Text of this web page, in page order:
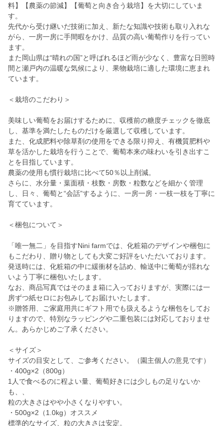
料】【農薬の節減】【葡萄と向き合う栽培】を大切にしていま
す。
先代から受け継いだ技術に加え、新たな知識や技術も取り入れな
がら、一房一房に手間暇をかけ、品質の高い葡萄作りを行ってい
ます。
また岡山県は“晴れの国”と呼ばれるほど雨が少なく、豊富な日照時
間と瀬戸内の温暖な気候により、果物栽培に適した環境に恵まれ
ています。
＜栽培のこだわり＞
美味しい葡萄をお届けするために、収穫前の糖度チェックを徹底
し、基準を満たしたものだけを厳選して収穫しています。
また、化成肥料や除草剤の使用をできる限り抑え、有機質肥料や
草を活かした栽培を行うことで、葡萄本来の味わいを引き出すこ
とを目指しています。
農薬の使用も慣行栽培に比べて50％以上削減。
さらに、水分量・葉面積・枝数・房数・粒数などを細かく管理
し、日々、葡萄と“会話”するように、一房一房・一枝一枝を丁寧に
育てています。
＜梱包について＞
「唯一無二」を目指すNini farmでは、化粧箱のデザインや梱包に
もこだわり、贈り物としても大変ご好評をいただいております。
発送時には、化粧箱の中に緩衝材を詰め、輸送中に葡萄が揺れな
いよう丁寧に梱包いたします。
なお、商品写真ではそのまま箱に入っておりますが、実際には一
房ずつ紙セロにお包みしてお届けいたします。
※贈答用、ご家庭用共にギフト用でも扱えるような梱包をしてお
りますので、特別なラッピングや二重包装には対応しておりませ
ん。あらかじめご了承ください。
＜サイズ＞
サイズの目安として、ご参考ください。（園主個人の意見です）
・400g×2（800g）
1人で食べるのに程よい量、葡萄好きには少しもの足りないか
も、、
粒の大きさはやや小さくなりやすい。
・500g×2（1.0kg）オススメ
標準的なサイズ、粒の大きさは安定。